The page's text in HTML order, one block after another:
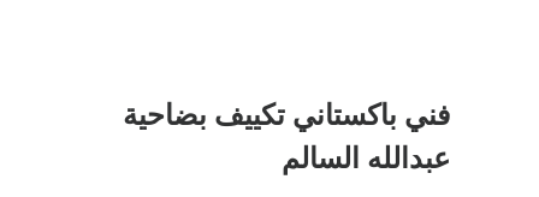
فني باكستاني تكييف بضاحية
عبدالله السالم